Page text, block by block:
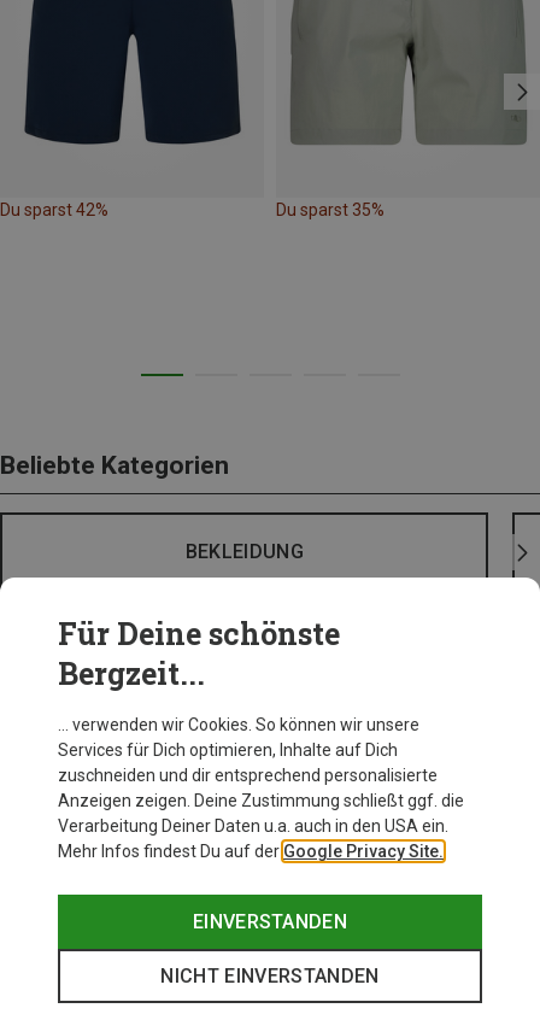
Du sparst 42% Du sparst 35%
Beliebte Kategorien
BEKLEIDUNG
Für Deine schönste
Bergzeit...
… verwenden wir Cookies. So können wir unsere
Services für Dich optimieren, Inhalte auf Dich
zuschneiden und dir entsprechend personalisierte
Anzeigen zeigen. Deine Zustimmung schließt ggf. die
Verarbeitung Deiner Daten u.a. auch in den USA ein.
Mehr Infos findest Du auf der Google Privacy Site.
EINVERSTANDEN
NICHT EINVERSTANDEN